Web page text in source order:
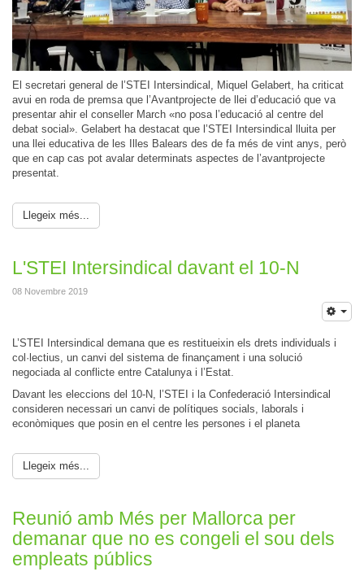
El secretari general de l’STEI Intersindical, Miquel Gelabert, ha criticat
avui en roda de premsa que l’Avantprojecte de llei d’educació que va
presentar ahir el conseller March «no posa l’educació al centre del
debat social». Gelabert ha destacat que l’STEI Intersindical lluita per
una llei educativa de les Illes Balears des de fa més de vint anys, però
que en cap cas pot avalar determinats aspectes de l’avantprojecte
presentat.
Llegeix més...
L'STEI Intersindical davant el 10-N
08 Novembre 2019
L’STEI Intersindical demana que es restitueixin els drets individuals i
col·lectius, un canvi del sistema de finançament i una solució
negociada al conflicte entre Catalunya i l’Estat.
Davant les eleccions del 10-N, l’STEI i la Confederació Intersindical
consideren necessari un canvi de polítiques socials, laborals i
econòmiques que posin en el centre les persones i el planeta
Llegeix més...
Reunió amb Més per Mallorca per
demanar que no es congeli el sou dels
empleats públics